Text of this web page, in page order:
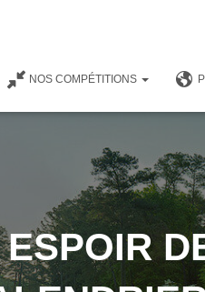
NOS COMPÉTITIONS